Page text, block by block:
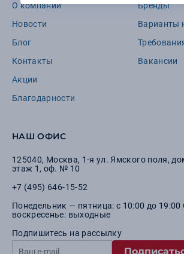
О компании
Новости
Блог
Контакты
Акции
Благодарности
Бренды
Варианты
Вакансии
НАШ ОФИС
125040, Москва, 1-я ул. Ямского поля,
этаж 1, оф. № 10
+7 (495) 646-15-52
Понедельник — пятница: с 10:00 до 19:00
воскресенье: выходные
Подпишитесь на рассылку